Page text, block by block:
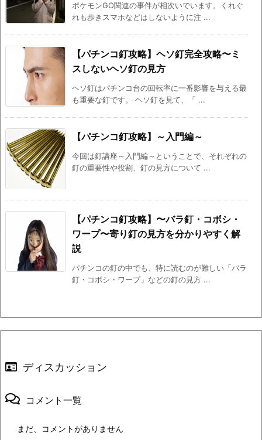
ポケモンGO関連の事件が相次いでいます。くれぐ
れも歩きスマホなどはしないように注 ...
【パチンコ釘攻略】ヘソ釘完全攻略〜ミ
スしないヘソ釘の見方
ヘソ釘はパチンコ台の回転率に一番影響を与える最
も重要な釘です。 ヘソ釘を見て、「 ...
【パチンコ釘攻略】～入門編～
今回は釘講座～入門編～ということで、それぞれの
釘の重要性や役割、釘の見方について ...
【パチンコ釘攻略】〜バラ釘・コボシ・
ワープ〜寄り釘の見方を分かりやすく解
説
パチンコの釘の中でも、特に読むのが難しい「バラ
釘・コボシ・ワープ」などの釘の見方 ...
ディスカッション
コメント一覧
まだ、コメントがありません